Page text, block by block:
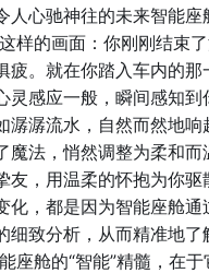
人心驰神往的未来智能座
样的画面：你刚刚结束
疲。就在你踏入车内的那
灵感应一般，瞬间感知到
潺潺流水，自然而然地响
魔法，悄然调整为柔和而
友，用温柔的怀抱为你驱
化，都是因为智能座舱通
细致分析，从而精准地了
座舱的“智能”精髓，在